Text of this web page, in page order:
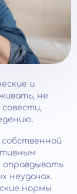
и
не
собственной
оправдывать
неудачах.
нормы